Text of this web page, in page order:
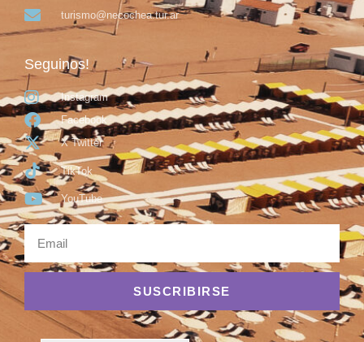
turismo@necochea.tur.ar
Seguinos!
Instagram
Facebook
X Twitter
TikTok
YouTube
SUSCRIBIRSE